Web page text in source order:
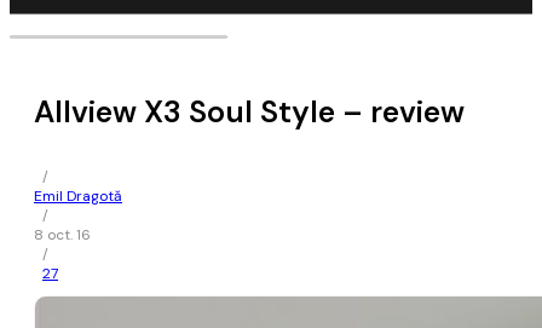
Allview X3 Soul Style – review
/
Emil Dragotă
/
8 oct. 16
/
27